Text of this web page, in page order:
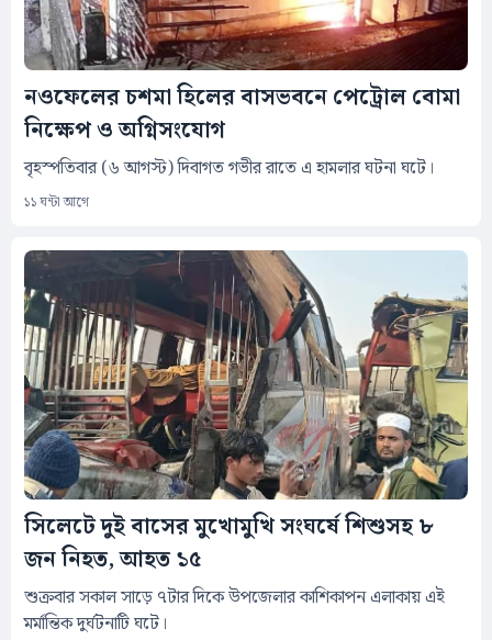
নওফেলের চশমা হিলের বাসভবনে পেট্রোল বোমা
নিক্ষেপ ও অগ্নিসংযোগ
বৃহস্পতিবার (৬ আগস্ট) দিবাগত গভীর রাতে এ হামলার ঘটনা ঘটে।
১১ ঘন্টা আগে
সিলেটে দুই বাসের মুখোমুখি সংঘর্ষে শিশুসহ ৮
জন নিহত, আহত ১৫
শুক্রবার সকাল সাড়ে ৭টার দিকে উপজেলার কাশিকাপন এলাকায় এই
মর্মান্তিক দুর্ঘটনাটি ঘটে।